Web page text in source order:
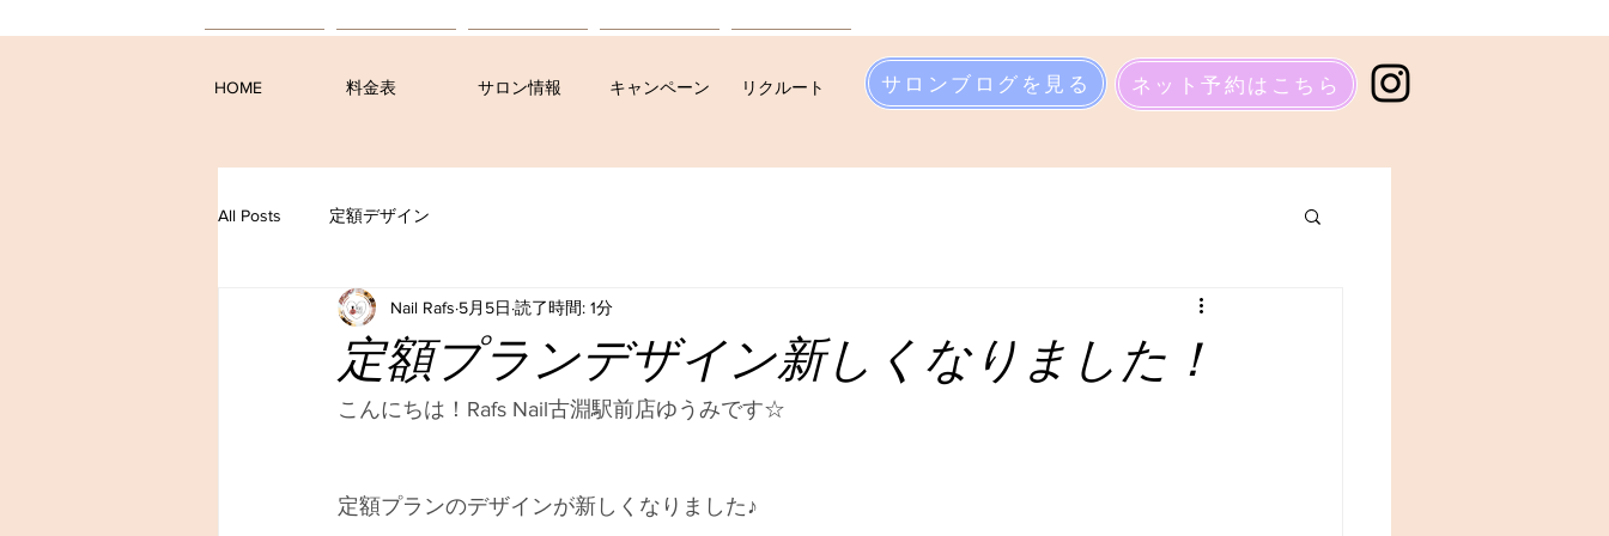
HOME 料金表 サロン情報 キャンペーン リクルート サロンブログを見る ネット予約はこちら
All Posts 定額デザイン
定額プランデザイン新しくなりました！
Nail Rafs 5月5日 読了時間: 1分
こんにちは！Rafs Nail古淵駅前店ゆうみです☆
定額プランのデザインが新しくなりました♪